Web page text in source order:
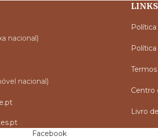
nacional)
nacional)
Centro
Livro
Facebook